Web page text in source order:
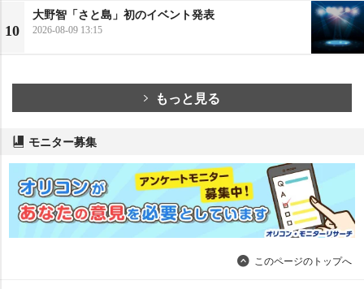
10
大野智「さと島」初のイベント発表
2026-08-09 13:15
もっと見る
モニター募集
このページのトップへ